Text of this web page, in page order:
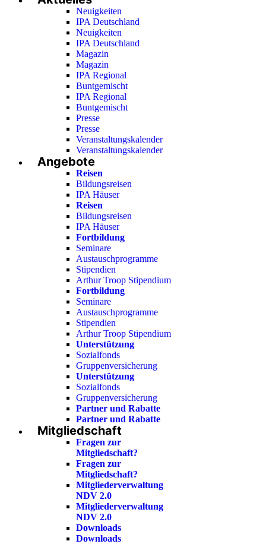
Neuigkeiten
IPA Deutschland
Neuigkeiten
IPA Deutschland
Magazin
Magazin
IPA Regional
Buntgemischt
IPA Regional
Buntgemischt
Presse
Presse
Veranstaltungskalender
Veranstaltungskalender
Angebote
Reisen
Bildungsreisen
IPA Häuser
Reisen
Bildungsreisen
IPA Häuser
Fortbildung
Seminare
Austauschprogramme
Stipendien
Arthur Troop Stipendium
Fortbildung
Seminare
Austauschprogramme
Stipendien
Arthur Troop Stipendium
Unterstützung
Sozialfonds
Gruppenversicherung
Unterstützung
Sozialfonds
Gruppenversicherung
Partner und Rabatte
Partner und Rabatte
Mitgliedschaft
Fragen zur
Mitgliedschaft?
Fragen zur
Mitgliedschaft?
Mitgliederverwaltung
NDV 2.0
Mitgliederverwaltung
NDV 2.0
Downloads
Downloads